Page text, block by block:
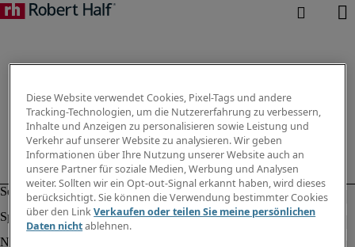
Diese Website verwendet Cookies, Pixel-Tags und andere
Tracking-Technologien, um die Nutzererfahrung zu verbessern,
Inhalte und Anzeigen zu personalisieren sowie Leistung und
Verkehr auf unserer Website zu analysieren. Wir geben
Informationen über Ihre Nutzung unserer Website auch an
unsere Partner für soziale Medien, Werbung und Analysen
weiter. Sollten wir ein Opt-out-Signal erkannt haben, wird dieses
berücksichtigt. Sie können die Verwendung bestimmter Cookies
über den LinkVerkaufen oder teilen Sie meine persönlichen
Daten nichtablehnen.